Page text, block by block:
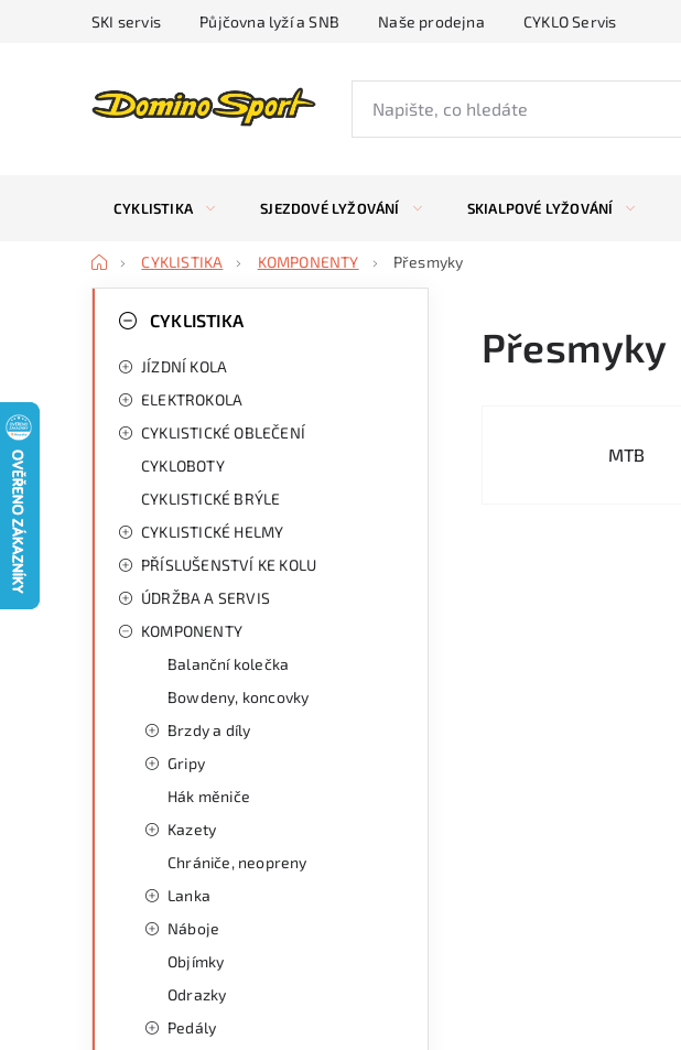
SKI servis Půjčovna lyží a SNB Naše prodejna CYKLO Servis
CYKLISTIKA SJEZDOVÉ LYŽOVÁNÍ SKIALPOVÉ LYŽOVÁNÍ
DomůCYKLISTIKA KOMPONENTY Přesmyky
kategorieCYKLISTIKA
JÍZDNÍ KOLA
ELEKTROKOLA
CYKLISTICKÉ OBLEČENÍ
CYKLOBOTY
CYKLISTICKÉ BRÝLE
CYKLISTICKÉ HELMY
PŘÍSLUŠENSTVÍ KE KOLU
ÚDRŽBA A SERVIS
KOMPONENTY
Balanční kolečka
Bowdeny, koncovky
Brzdy a díly
Gripy
Hák měniče
Kazety
Chrániče, neopreny
Lanka
Náboje
Objímky
Odrazky
Pedály
Přesmyky
MTB